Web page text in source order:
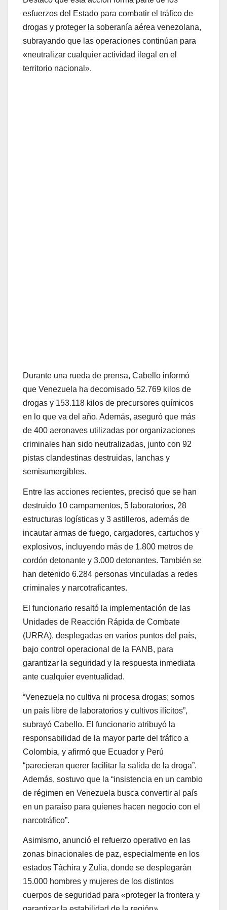
esfuerzos del Estado para combatir el tráfico de
drogas y proteger la soberanía aérea venezolana,
subrayando que las operaciones continúan para
«neutralizar cualquier actividad ilegal en el
territorio nacional».
Durante una rueda de prensa, Cabello informó
que Venezuela ha decomisado 52.769 kilos de
drogas y 153.118 kilos de precursores químicos
en lo que va del año. Además, aseguró que más
de 400 aeronaves utilizadas por organizaciones
criminales han sido neutralizadas, junto con 92
pistas clandestinas destruidas, lanchas y
semisumergibles.
Entre las acciones recientes, precisó que se han
destruido 10 campamentos, 5 laboratorios, 28
estructuras logísticas y 3 astilleros, además de
incautar armas de fuego, cargadores, cartuchos y
explosivos, incluyendo más de 1.800 metros de
cordón detonante y 3.000 detonantes. También se
han detenido 6.284 personas vinculadas a redes
criminales y narcotraficantes.
El funcionario resaltó la implementación de las
Unidades de Reacción Rápida de Combate
(URRA), desplegadas en varios puntos del país,
bajo control operacional de la FANB, para
garantizar la seguridad y la respuesta inmediata
ante cualquier eventualidad.
“Venezuela no cultiva ni procesa drogas; somos
un país libre de laboratorios y cultivos ilícitos”,
subrayó Cabello. El funcionario atribuyó la
responsabilidad de la mayor parte del tráfico a
Colombia, y afirmó que Ecuador y Perú
“parecieran querer facilitar la salida de la droga”.
Además, sostuvo que la “insistencia en un cambio
de régimen en Venezuela busca convertir al país
en un paraíso para quienes hacen negocio con el
narcotráfico”.
Asimismo, anunció el refuerzo operativo en las
zonas binacionales de paz, especialmente en los
estados Táchira y Zulia, donde se desplegarán
15.000 hombres y mujeres de los distintos
cuerpos de seguridad para «proteger la frontera y